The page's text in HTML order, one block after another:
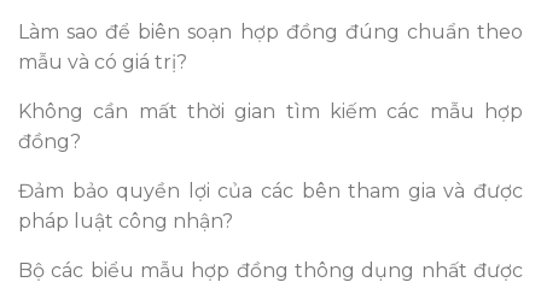
Làm sao để biên soạn hợp đồng đúng chuẩn theo
mẫu và có giá trị?
Không cần mất thời gian tìm kiếm các mẫu hợp
đồng?
Đảm bảo quyền lợi của các bên tham gia và được
pháp luật công nhận?
Bộ các biểu mẫu hợp đồng thông dụng nhất được